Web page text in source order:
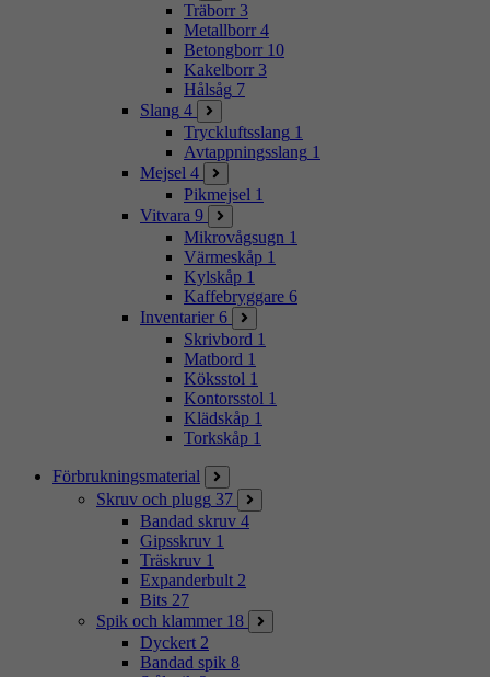
Träborr 3
Metallborr 4
Betongborr 10
Kakelborr 3
Hålsåg 7
Slang 4
Tryckluftsslang 1
Avtappningsslang 1
Mejsel 4
Pikmejsel 1
Vitvara 9
Mikrovågsugn 1
Värmeskåp 1
Kylskåp 1
Kaffebryggare 6
Inventarier 6
Skrivbord 1
Matbord 1
Köksstol 1
Kontorsstol 1
Klädskåp 1
Torkskåp 1
Förbrukningsmaterial
Skruv och plugg 37
Bandad skruv 4
Gipsskruv 1
Träskruv 1
Expanderbult 2
Bits 27
Spik och klammer 18
Dyckert 2
Bandad spik 8